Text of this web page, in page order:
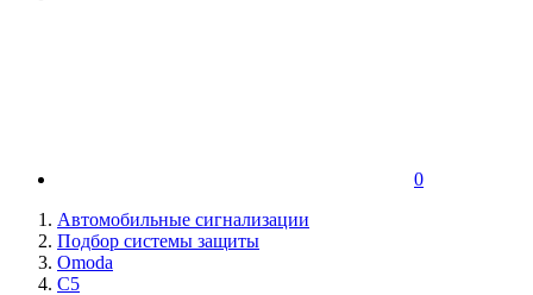
0
Автомобильные сигнализации
Подбор системы защиты
Omoda
C5